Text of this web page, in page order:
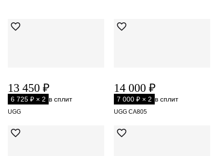
13 450 ₽
6 725 ₽ × 2 в сплит
UGG
14 000 ₽
7 000 ₽ × 2 в сплит
UGG CA805